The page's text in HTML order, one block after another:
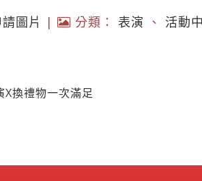
請圖片 | 分類： 表演 、 活動
換禮物一次滿足